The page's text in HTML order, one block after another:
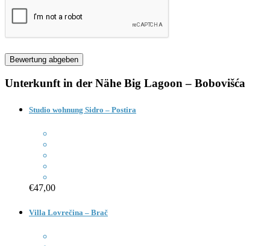
Unterkunft in der Nähe Big Lagoon – Bobovišća
Studio wohnung Sidro – Postira
€47,00
Villa Lovrečina – Brač